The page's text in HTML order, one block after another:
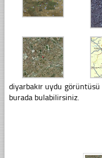
diyarbakır uydu
burada bulabilirsiniz.